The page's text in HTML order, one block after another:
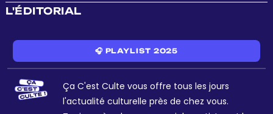
L'ÉDITORIAL
🎧 PLAYLIST 2025
Ça C'est Culte vous offre tous les jours
l'actualité culturelle près de chez vous.